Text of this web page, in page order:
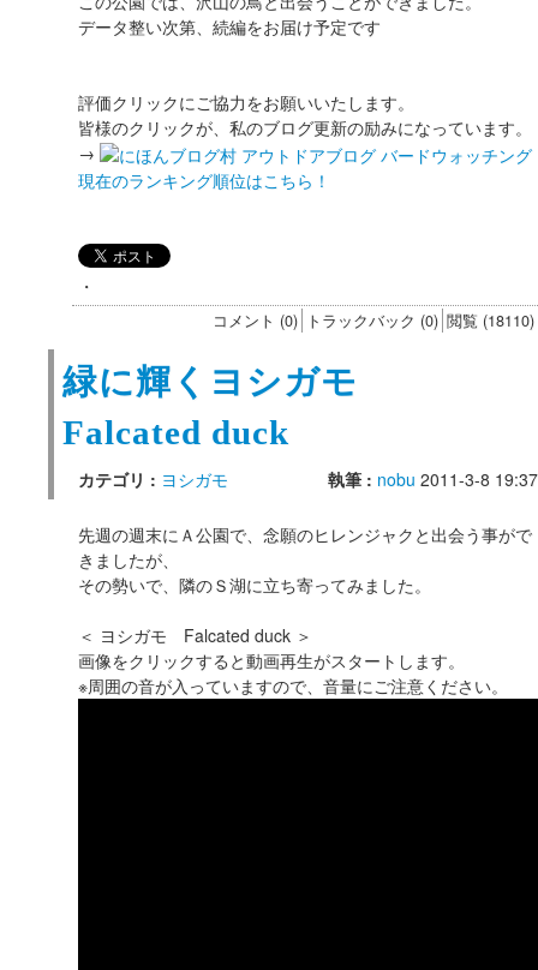
データ整い次第、続編をお届け予定です
評価クリックにご協力をお願いいたします。
皆様のクリックが、私のブログ更新の励みになっています。
→
現在のランキング順位はこちら！
・
コメント (0) トラックバック (0) 閲覧 (18110)
緑に輝くヨシガモ
Falcated duck
カテゴリ : ヨシガモ 執筆 : nobu 2011-3-8 19:37
先週の週末にＡ公園で、念願のヒレンジャクと出会う事がで
きましたが、
その勢いで、隣のＳ湖に立ち寄ってみました。
＜ ヨシガモ Falcated duck ＞
画像をクリックすると動画再生がスタートします。
※周囲の音が入っていますので、音量にご注意ください。